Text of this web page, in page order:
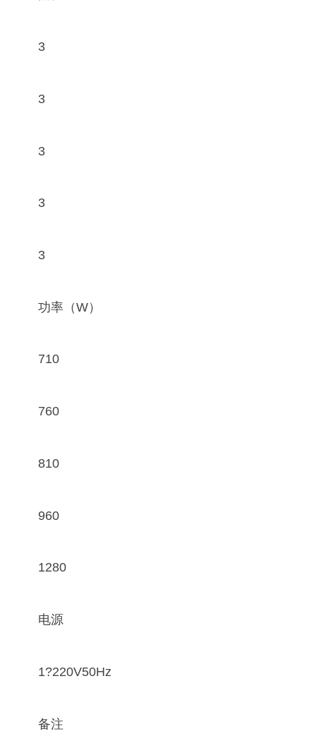
3
3
3
3
3
功率（W）
710
760
810
960
1280
电源
1?220V50Hz
备注